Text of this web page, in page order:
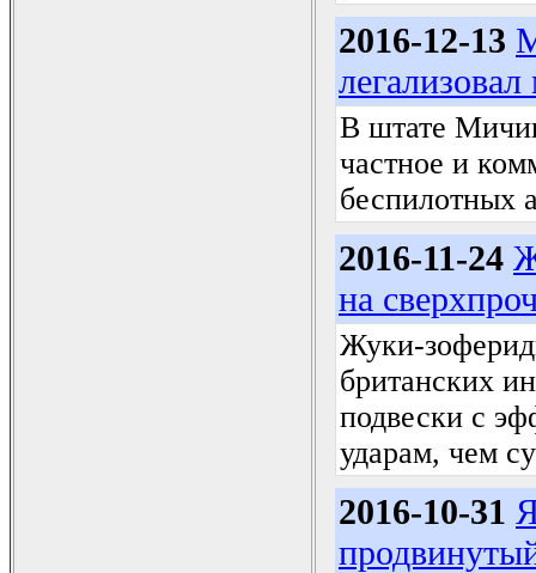
2016-12-13
В штате
частное и
беспилотных
2016-11-24
на
Жуки-
британских
подвески с
ударам, чем
2016-10-31